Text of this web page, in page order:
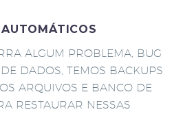
ALGUM PROBLEMA, BUG
DADOS, TEMOS BACKUPS
ARQUIVOS E BANCO DE
RESTAURAR NESSAS